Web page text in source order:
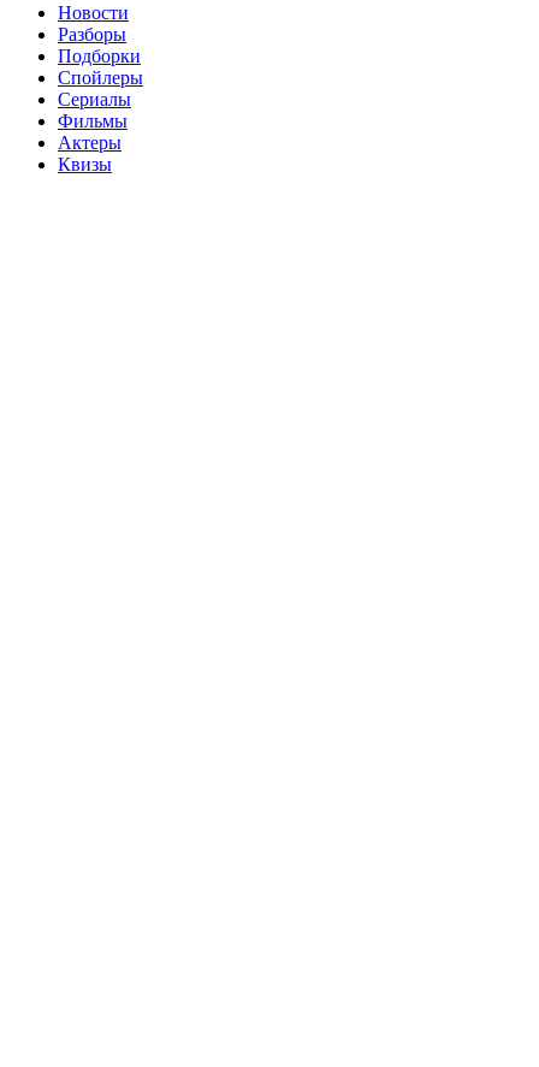
Новости
Разборы
Подборки
Спойлеры
Сериалы
Фильмы
Актеры
Квизы